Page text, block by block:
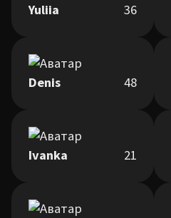
Yuliia 36
Denis 48
Ivanka 21